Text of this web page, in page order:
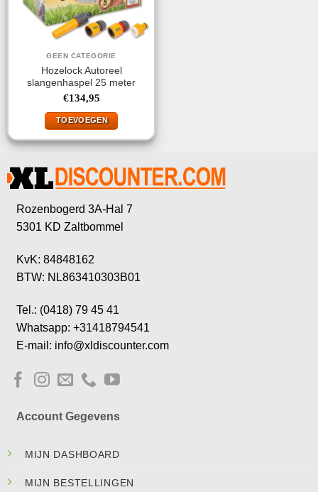
GEEN CATEGORIE
Hozelock Autoreel
slangenhaspel 25 meter
€134,95
TOEVOEGEN
Rozenbogerd 3A-Hal 7
5301 KD Zaltbommel
KvK: 84848162
BTW: NL863410303B01
Tel.: (0418) 79 45 41
Whatsapp: +31418794541
E-mail: info@xldiscounter.com
Account Gegevens
MIJN DASHBOARD
MIJN BESTELLINGEN